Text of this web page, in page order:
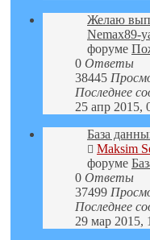
Желаю
Nemax89-
форуме
0 Ответы
38445
Последнее
25 апр 2015,
База
Maksim
форуме
0 Ответы
37499
Последнее
29 мар 2015,